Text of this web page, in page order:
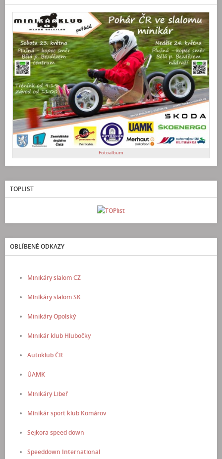
Fotoalbum
TOPLIST
OBLÍBENÉ ODKAZY
Minikáry slalom CZ
Minikáry slalom SK
Minikáry Opolský
Minikár klub Hlubočky
Autoklub ČR
ÚAMK
Minikáry Libeř
Minikár sport klub Komárov
Sejkora speed down
Speeddown International